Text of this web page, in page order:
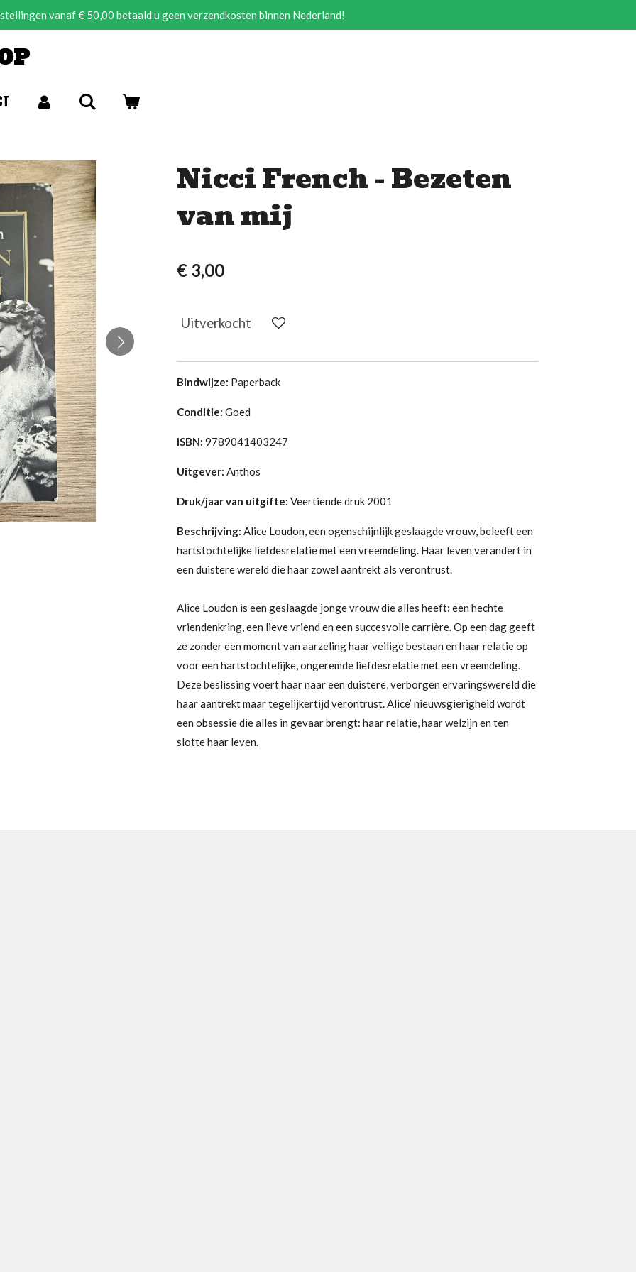
vanaf € 50,00 betaald u geen verzendkosten binnen Nederland!
Nicci French - Bezeten
van mij
€ 3,00
Uitverkocht
Bindwijze: Paperback
Conditie: Goed
ISBN: 9789041403247
Uitgever: Anthos
Druk/jaar van uitgifte: Veertiende druk 2001
Beschrijving: Alice Loudon, een ogenschijnlijk geslaagde vrouw, beleeft een
hartstochtelijke liefdesrelatie met een vreemdeling. Haar leven verandert in
een duistere wereld die haar zowel aantrekt als verontrust.
Alice Loudon is een geslaagde jonge vrouw die alles heeft: een hechte
vriendenkring, een lieve vriend en een succesvolle carrière. Op een dag geeft
ze zonder een moment van aarzeling haar veilige bestaan en haar relatie op
voor een hartstochtelijke, ongeremde liefdesrelatie met een vreemdeling.
Deze beslissing voert haar naar een duistere, verborgen ervaringswereld die
haar aantrekt maar tegelijkertijd verontrust. Alice’ nieuwsgierigheid wordt
een obsessie die alles in gevaar brengt: haar relatie, haar welzijn en ten
slotte haar leven.